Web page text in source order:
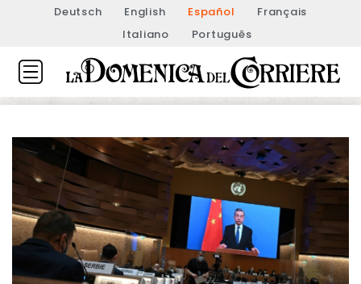
Deutsch English Español
Français
Italiano
Português